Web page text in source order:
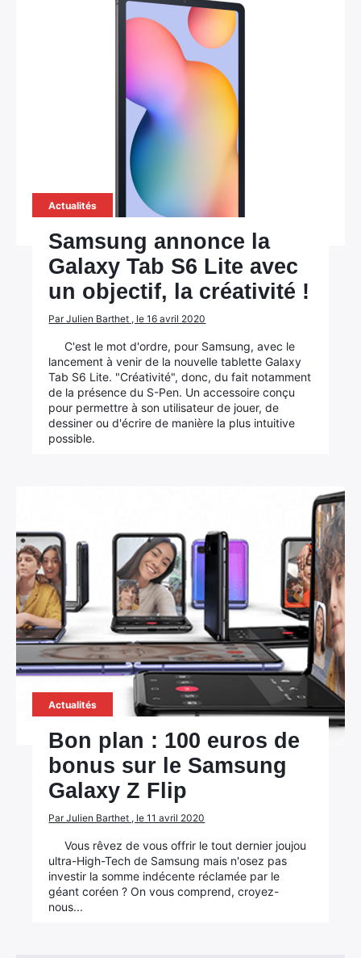
Actualités
Samsung annonce la
Galaxy Tab S6 Lite avec
un objectif, la créativité !
Par Julien Barthet , le 16 avril 2020
C'est le mot d'ordre, pour Samsung, avec le
lancement à venir de la nouvelle tablette Galaxy
Tab S6 Lite. "Créativité", donc, du fait notamment
de la présence du S-Pen. Un accessoire conçu
pour permettre à son utilisateur de jouer, de
dessiner ou d'écrire de manière la plus intuitive
possible.
Actualités
Bon plan : 100 euros de
bonus sur le Samsung
Galaxy Z Flip
Par Julien Barthet , le 11 avril 2020
Vous rêvez de vous offrir le tout dernier joujou
ultra-High-Tech de Samsung mais n'osez pas
investir la somme indécente réclamée par le
géant coréen ? On vous comprend, croyez-
nous...